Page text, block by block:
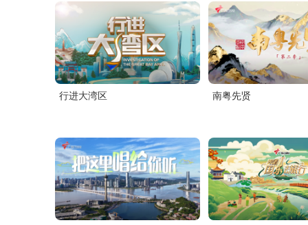
行进大湾区 南粤先贤